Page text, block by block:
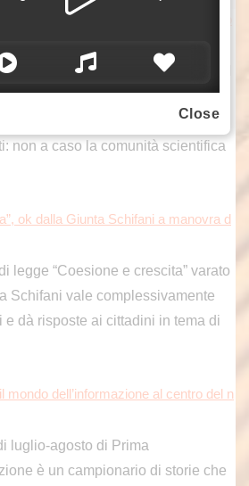
2006 inadeguato, virus senza p
– “Il Piano pandemico del
una risposta totalmente
perchè ci trovavamo dinanzi a un
non a caso la comunità scientifica
ok dalla Giunta Schifani a manovra d
legge “Coesione e crescita” varato
Schifani vale complessivamente
e dà risposte ai cittadini in tema di
dell’informazione al centro del n
luglio-agosto di Prima
è un campionario di storie che
Close